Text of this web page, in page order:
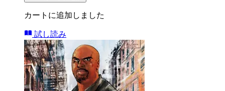
カートに追加しました
試し読み